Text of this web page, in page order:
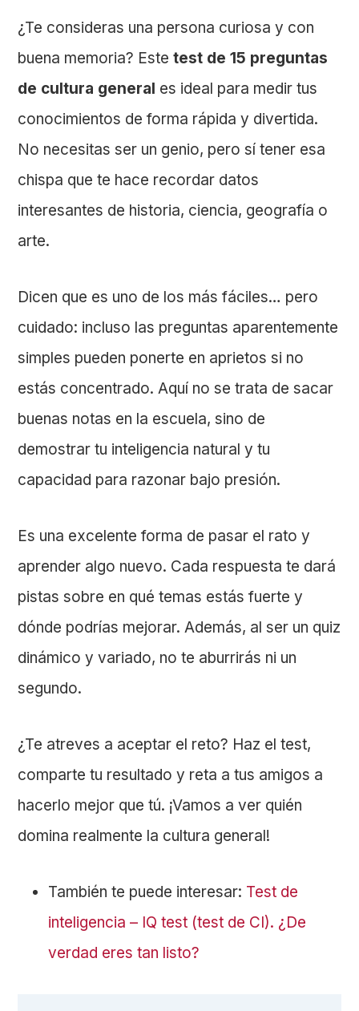
¿Te consideras una persona curiosa y con
buena memoria? Estetest de 15 preguntas
de cultura general es ideal para medir tus
conocimientos de forma rápida y divertida.
No necesitas ser un genio, pero sí tener esa
chispa que te hace recordar datos
interesantes de historia, ciencia, geografía o
arte.
Dicen que es uno de los más fáciles… pero
cuidado: incluso las preguntas aparentemente
simples pueden ponerte en aprietos si no
estás concentrado. Aquí no se trata de sacar
buenas notas en la escuela, sino de
demostrar tu inteligencia natural y tu
capacidad para razonar bajo presión.
Es una excelente forma de pasar el rato y
aprender algo nuevo. Cada respuesta te dará
pistas sobre en qué temas estás fuerte y
dónde podrías mejorar. Además, al ser un quiz
dinámico y variado, no te aburrirás ni un
segundo.
¿Te atreves a aceptar el reto? Haz el test,
comparte tu resultado y reta a tus amigos a
hacerlo mejor que tú. ¡Vamos a ver quién
domina realmente la cultura general!
También te puede interesar: Test de
inteligencia – IQ test (test de CI). ¿De
verdad eres tan listo?